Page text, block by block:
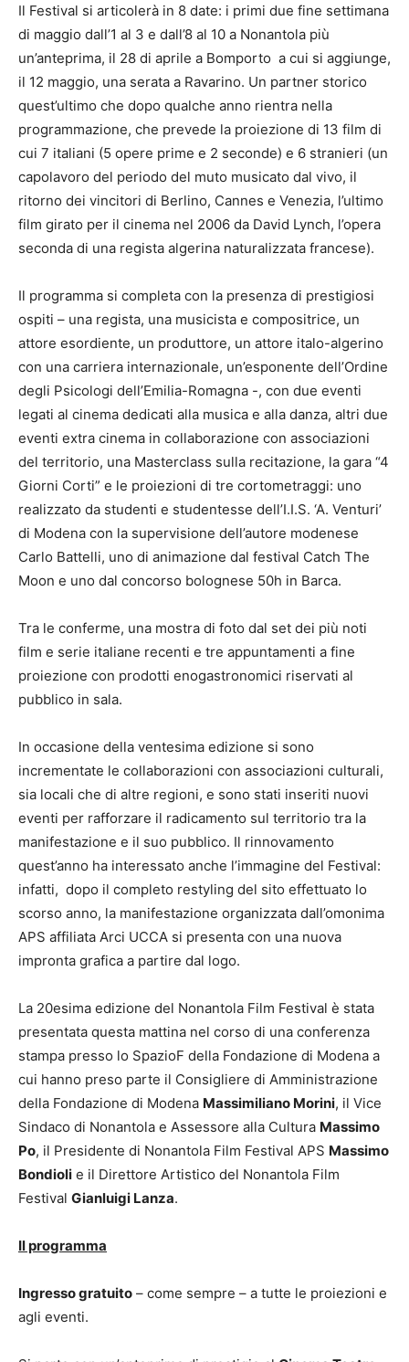
Il Festival si articolerà in 8 date: i primi due fine settimana
di maggio dall’1 al 3 e dall’8 al 10 a Nonantola più
un’anteprima, il 28 di aprile a Bomporto a cui si aggiunge,
il 12 maggio, una serata a Ravarino. Un partner storico
quest’ultimo che dopo qualche anno rientra nella
programmazione, che prevede la proiezione di 13 film di
cui 7 italiani (5 opere prime e 2 seconde) e 6 stranieri (un
capolavoro del periodo del muto musicato dal vivo, il
ritorno dei vincitori di Berlino, Cannes e Venezia, l’ultimo
film girato per il cinema nel 2006 da David Lynch, l’opera
seconda di una regista algerina naturalizzata francese).
Il programma si completa con la presenza di prestigiosi
ospiti – una regista, una musicista e compositrice, un
attore esordiente, un produttore, un attore italo-algerino
con una carriera internazionale, un’esponente dell’Ordine
degli Psicologi dell’Emilia-Romagna -, con due eventi
legati al cinema dedicati alla musica e alla danza, altri due
eventi extra cinema in collaborazione con associazioni
del territorio, una Masterclass sulla recitazione, la gara “4
Giorni Corti” e le proiezioni di tre cortometraggi: uno
realizzato da studenti e studentesse dell’I.I.S. ‘A. Venturi’
di Modena con la supervisione dell’autore modenese
Carlo Battelli, uno di animazione dal festival Catch The
Moon e uno dal concorso bolognese 50h in Barca.
Tra le conferme, una mostra di foto dal set dei più noti
film e serie italiane recenti e tre appuntamenti a fine
proiezione con prodotti enogastronomici riservati al
pubblico in sala.
In occasione della ventesima edizione si sono
incrementate le collaborazioni con associazioni culturali,
sia locali che di altre regioni, e sono stati inseriti nuovi
eventi per rafforzare il radicamento sul territorio tra la
manifestazione e il suo pubblico. Il rinnovamento
quest’anno ha interessato anche l’immagine del Festival:
infatti, dopo il completo restyling del sito effettuato lo
scorso anno, la manifestazione organizzata dall’omonima
APS affiliata Arci UCCA si presenta con una nuova
impronta grafica a partire dal logo.
La 20esima edizione del Nonantola Film Festival è stata
presentata questa mattina nel corso di una conferenza
stampa presso lo SpazioF della Fondazione di Modena a
cui hanno preso parte il Consigliere di Amministrazione
della Fondazione di Modena Massimiliano Morini, il Vice
Sindaco di Nonantola e Assessore alla Cultura Massimo
Po, il Presidente di Nonantola Film Festival APS Massimo
Bondioli e il Direttore Artistico del Nonantola Film
Festival Gianluigi Lanza.
Il programma
Ingresso gratuito – come sempre – a tutte le proiezioni e
agli eventi.